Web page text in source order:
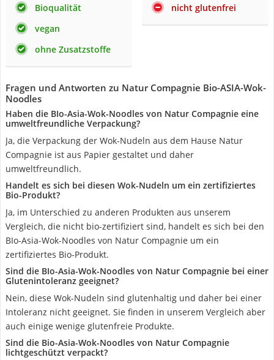
Bioqualität
vegan
ohne Zusatzstoffe
nicht glutenfrei
Fragen und Antworten zu Natur Compagnie Bio-ASIA-Wok-
Noodles
Haben die BIo-Asia-Wok-Noodles von Natur Compagnie eine
umweltfreundliche Verpackung?
Ja, die Verpackung der Wok-Nudeln aus dem Hause Natur
Compagnie ist aus Papier gestaltet und daher
umweltfreundlich.
Handelt es sich bei diesen Wok-Nudeln um ein zertifiziertes
Bio-Produkt?
Ja, im Unterschied zu anderen Produkten aus unserem
Vergleich, die nicht bio-zertifiziert sind, handelt es sich bei den
BIo-Asia-Wok-Noodles von Natur Compagnie um ein
zertifiziertes Bio-Produkt.
Sind die BIo-Asia-Wok-Noodles von Natur Compagnie bei einer
Glutenintoleranz geeignet?
Nein, diese Wok-Nudeln sind glutenhaltig und daher bei einer
Intoleranz nicht geeignet. Sie finden in unserem Vergleich aber
auch einige wenige glutenfreie Produkte.
Sind die Bio-Asia-Wok-Noodles von Natur Compagnie
lichtgeschützt verpackt?